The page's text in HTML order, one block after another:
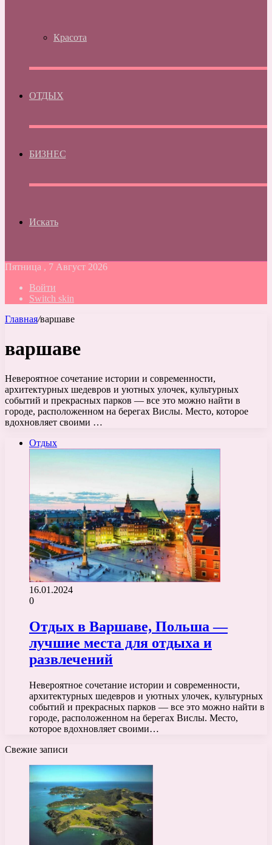
Красота
ОТДЫХ
БИЗНЕС
Искать
Пятница , 7 Август 2026
Войти
Switch skin
Главная/варшаве
варшаве
Невероятное сочетание истории и современности,
архитектурных шедевров и уютных улочек, культурных
событий и прекрасных парков — все это можно найти в
городе, расположенном на берегах Вислы. Место, которое
вдохновляет своими …
Отдых
16.01.2024
0
Отдых в Варшаве, Польша —
лучшие места для отдыха и
развлечений
Невероятное сочетание истории и современности,
архитектурных шедевров и уютных улочек, культурных
событий и прекрасных парков — все это можно найти в
городе, расположенном на берегах Вислы. Место,
которое вдохновляет своими…
Свежие записи